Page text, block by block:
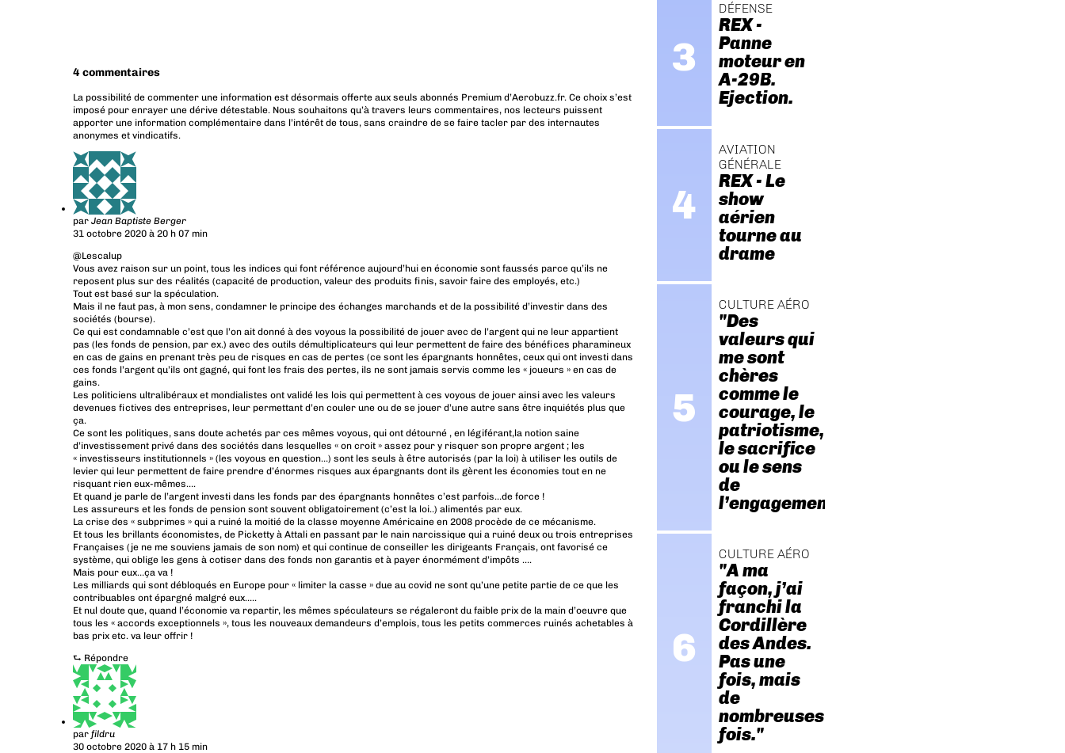
4 commentaires
La possibilité de commenter une information est désormais offerte aux seuls abonnés Premium d’Aerobuzz.fr. Ce choix s’est
imposé pour enrayer une dérive détestable. Nous souhaitons qu’à travers leurs commentaires, nos lecteurs puissent
apporter une information complémentaire dans l’intérêt de tous, sans craindre de se faire tacler par des internautes
anonymes et vindicatifs.
par Jean Baptiste Berger
31 octobre 2020 à 20 h 07 min
@Lescalup
Vous avez raison sur un point, tous les indices qui font référence aujourd’hui en économie sont faussés parce qu’ils ne
reposent plus sur des réalités (capacité de production, valeur des produits finis, savoir faire des employés, etc.)
Tout est basé sur la spéculation.
Mais il ne faut pas, à mon sens, condamner le principe des échanges marchands et de la possibilité d’investir dans des
sociétés (bourse).
Ce qui est condamnable c’est que l’on ait donné à des voyous la possibilité de jouer avec de l’argent qui ne leur appartient
pas (les fonds de pension, par ex.) avec des outils démultiplicateurs qui leur permettent de faire des bénéfices pharamineux
en cas de gains en prenant très peu de risques en cas de pertes (ce sont les épargnants honnêtes, ceux qui ont investi dans
ces fonds l’argent qu’ils ont gagné, qui font les frais des pertes, ils ne sont jamais servis comme les « joueurs » en cas de
gains.
Les politiciens ultralibéraux et mondialistes ont validé les lois qui permettent à ces voyous de jouer ainsi avec les valeurs
devenues fictives des entreprises, leur permettant d’en couler une ou de se jouer d’une autre sans être inquiétés plus que
ça.
Ce sont les politiques, sans doute achetés par ces mêmes voyous, qui ont détourné , en légiférant,la notion saine
d’investissement privé dans des sociétés dans lesquelles « on croit » assez pour y risquer son propre argent ; les
« investisseurs institutionnels » (les voyous en question…) sont les seuls à être autorisés (par la loi) à utiliser les outils de
levier qui leur permettent de faire prendre d’énormes risques aux épargnants dont ils gèrent les économies tout en ne
risquant rien eux-mêmes….
Et quand je parle de l’argent investi dans les fonds par des épargnants honnêtes c’est parfois…de force !
Les assureurs et les fonds de pension sont souvent obligatoirement (c’est la loi..) alimentés par eux.
La crise des « subprimes » qui a ruiné la moitié de la classe moyenne Américaine en 2008 procède de ce mécanisme.
Et tous les brillants économistes, de Picketty à Attali en passant par le nain narcissique qui a ruiné deux ou trois entreprises
Françaises (je ne me souviens jamais de son nom) et qui continue de conseiller les dirigeants Français, ont favorisé ce
système, qui oblige les gens à cotiser dans des fonds non garantis et à payer énormément d’impôts ….
Mais pour eux…ça va !
Les milliards qui sont débloqués en Europe pour « limiter la casse » due au covid ne sont qu’une petite partie de ce que les
contribuables ont épargné malgré eux…..
Et nul doute que, quand l’économie va repartir, les mêmes spéculateurs se régaleront du faible prix de la main d’oeuvre que
tous les « accords exceptionnels », tous les nouveaux demandeurs d’emplois, tous les petits commerces ruinés achetables à
bas prix etc. va leur offrir !
⮑ Répondre
par fildru
30 octobre 2020 à 17 h 15 min
DÉFENSE
REX -
Panne
moteur en
A-29B.
Ejection.
AVIATION
GÉNÉRALE
REX - Le
show
aérien
tourne au
drame
CULTURE AÉRO
"Des
valeurs qui
me sont
chères
comme le
courage, le
patriotisme,
le sacrifice
ou le sens
de
l’engagement."
CULTURE AÉRO
"A ma
façon, j’ai
franchi la
Cordillère
des Andes.
Pas une
fois, mais
de
nombreuses
fois."